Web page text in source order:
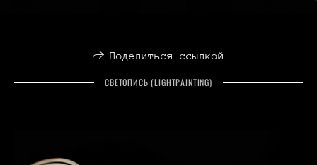
Поделиться ссылкой
СВЕТОПИСЬ (LIGHTPAINTING)